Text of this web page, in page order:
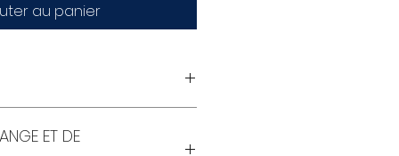
au panier
ET DE